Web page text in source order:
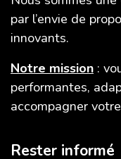
par l’envie de
innovants.
Notre mission :
performantes,
accompagner
Rester informé